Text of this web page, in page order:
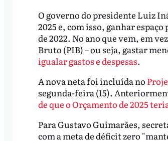
O governo do presidente Luiz
2025 e, com isso, ganhar
de 2022. No ano que vem, em
Bruto (PIB) – ou seja, gastar
igualar gastos e despesas.
A nova neta foi incluída no
segunda-feira (15).
de que o Orçamento de 2025
Para Gustavo Guimarães,
com a meta de déficit zero